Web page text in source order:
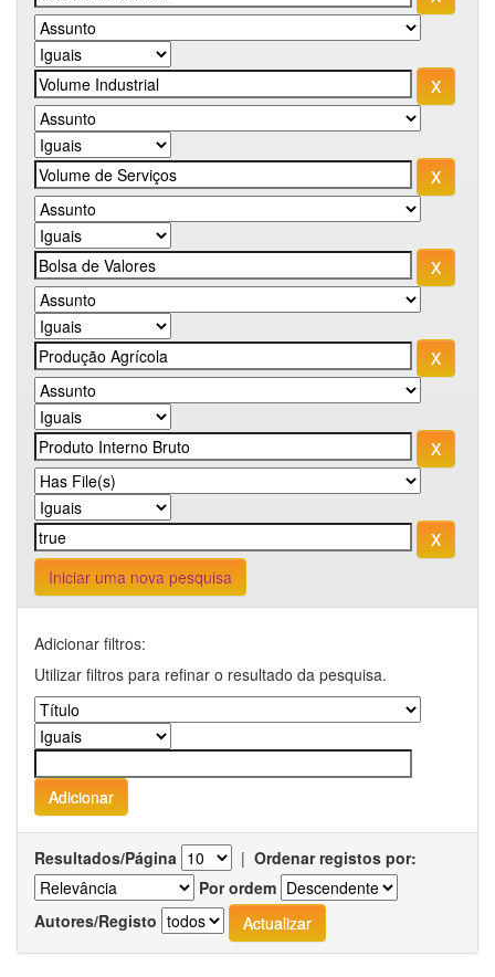
Iniciar uma nova pesquisa
Adicionar filtros:
Utilizar filtros para refinar o resultado da pesquisa.
Resultados/Página | Ordenar registos por:
Por ordem
Autores/Registo